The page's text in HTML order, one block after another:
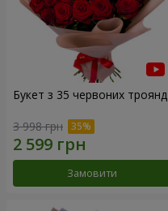
Букет з 35 червоних троянд
3 998 грн
Замовити